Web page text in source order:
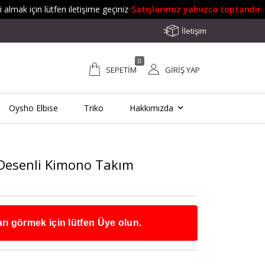
için lütfen iletişime geçiniz•Satışlarımız yalnızca toptandır.
İletişim
0
SEPETIM GIRIŞ YAP
Oysho Elbise Triko Hakkımızda
Kimono Takım
görmek için lütfen Üye olun.